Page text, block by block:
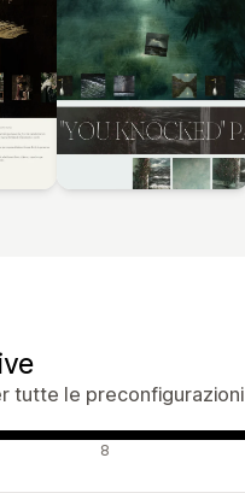
tutte le preconfigurazioni
8